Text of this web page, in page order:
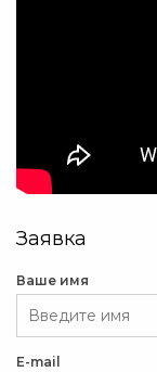
Заявка
Ваше имя
E-mail